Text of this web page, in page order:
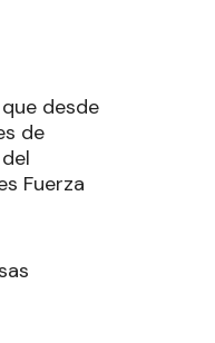
desde
de
Fuerza